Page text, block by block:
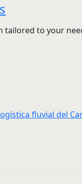
tailored to your
fluvial del